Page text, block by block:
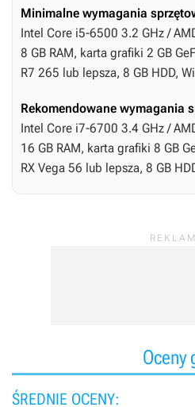
Minimalne wymagania
Intel Core i5-6500 3.2 GHz /
8 GB RAM, karta grafiki 2 GB
R7 265 lub lepsza, 8 GB HDD,
Rekomendowane wymagania
Intel Core i7-6700 3.4 GHz /
16 GB RAM, karta grafiki 8 GB
RX Vega 56 lub lepsza, 8 GB
Oceny
ŚREDNIE OCENY: